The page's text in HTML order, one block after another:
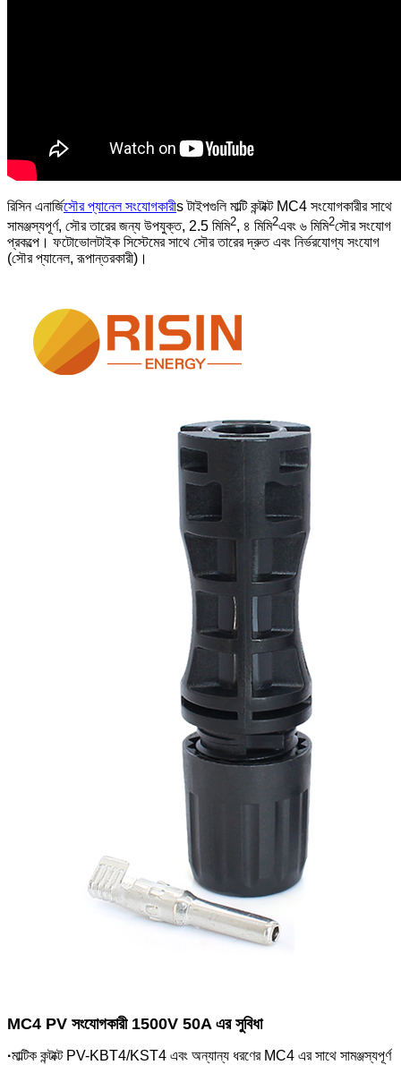
রিসিন এনার্জিসৌর প্যানেল সংযোগকারীs টাইপগুলি মাল্টি কন্টাক্ট MC4 সংযোগকারীর সাথে
সামঞ্জস্যপূর্ণ, সৌর তারের জন্য উপযুক্ত, 2.5 মিমি2, ৪ মিমি2এবং ৬ মিমি2সৌর সংযোগ
প্রকল্পে। ফটোভোলটাইক সিস্টেমের সাথে সৌর তারের দ্রুত এবং নির্ভরযোগ্য সংযোগ
(সৌর প্যানেল, রূপান্তরকারী)।
MC4 PV সংযোগকারী 1500V 50A এর সুবিধা
·মাল্টিক কন্টাক্ট PV-KBT4/KST4 এবং অন্যান্য ধরণের MC4 এর সাথে সামঞ্জস্যপূর্ণ